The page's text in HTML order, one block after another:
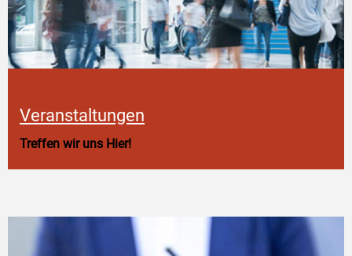
Veranstaltungen
Treffen wir uns Hier!